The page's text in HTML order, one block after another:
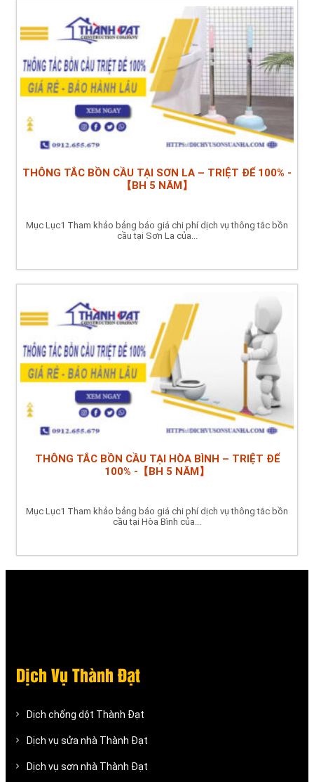
THÔNG TẮC BỒN CẦU TẠI SƠN LA – TRIỆT ĐỂ 100% -
【BH 5 NĂM】
Mục Lục1 Tham khảo bảng báo giá chi phí dịch vụ thông tắc bồn
cầu tại Sơn La của...
THÔNG TẮC BỒN CẦU TẠI HÒA BÌNH – TRIỆT ĐỂ
100% -【BH 5 NĂM】
Mục Lục1 Tham khảo bảng báo giá chi phí dịch vụ thông tắc bồn
cầu tại Hòa Bình của...
Dịch Vụ Thành Đạt
Dịch chống dột Thành Đạt
Dịch vụ sửa nhà Thành Đạt
Dịch vụ sơn nhà Thành Đạt